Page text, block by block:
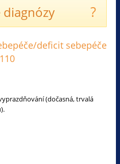
diagnózy ?
deficit sebepéče
(dočasná, trvalá